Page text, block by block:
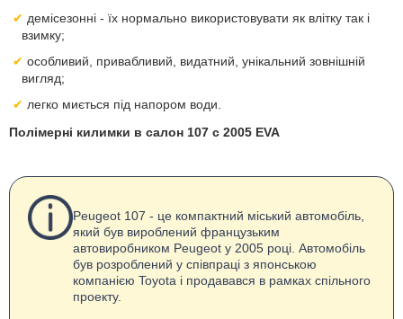
демісезонні - їх нормально використовувати як влітку так і
взимку;
особливий, привабливий, видатний, унікальний зовнішній
вигляд;
легко миється під напором води.
Полімерні килимки в салон 107 с 2005 EVA
Peugeot 107 - це компактний міський автомобіль,
який був вироблений французьким
автовиробником Peugeot у 2005 році. Автомобіль
був розроблений у співпраці з японською
компанією Toyota і продавався в рамках спільного
проекту.